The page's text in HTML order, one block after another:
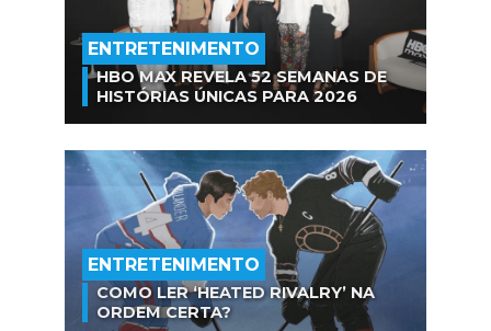
ENTRETENIMENTO
HBO MAX REVELA 52 SEMANAS DE
HISTÓRIAS ÚNICAS PARA 2026
ENTRETENIMENTO
COMO LER ‘HEATED RIVALRY’ NA
ORDEM CERTA?